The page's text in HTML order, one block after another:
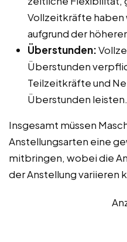
Vollzeitkräfte
aufgrund der
Überstunden:
Überstunden
Teilzeitkräfte und
Überstunden leisten.
Insgesamt müssen
Anstellungsarten eine
mitbringen, wobei die
der Anstellung variieren